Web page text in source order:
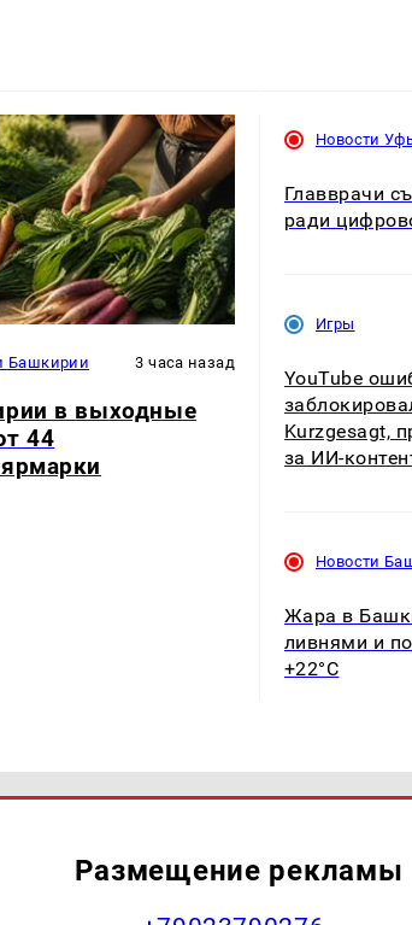
Башкирии 3 часа назад
в выходные
44
Новости
Главврачи
ради
Игры
YouTube
Kurzgesagt,
за ИИ-
Новости
Жара в
ливнями и
+22°C
Размещение рекламы